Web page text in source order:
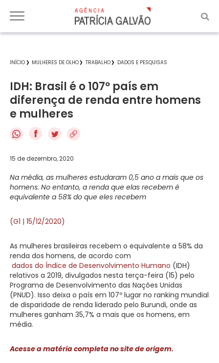
INÍCIO MULHERES DE OLHO TRABALHO DADOS E PESQUISAS
IDH: Brasil é o 107º país em
diferença de renda entre homens
e mulheres
f
15 de dezembro, 2020
Na média, as mulheres estudaram 0,5 ano a mais que os
homens. No entanto, a renda que elas recebem é
equivalente a 58% do que eles recebem
(G1 | 15/12/2020)
As mulheres brasileiras recebem o equivalente a 58% da
renda dos homens, de acordo com
dados do Índice de Desenvolvimento Humano (IDH)
relativos a 2019, divulgados nesta terça-feira (15) pelo
Programa de Desenvolvimento das Nações Unidas
(PNUD). Isso deixa o país em 107º lugar no ranking mundial
de disparidade de renda liderado pelo Burundi, onde as
mulheres ganham 35,7% a mais que os homens, em
média.
Acesse a matéria completa no site de origem.